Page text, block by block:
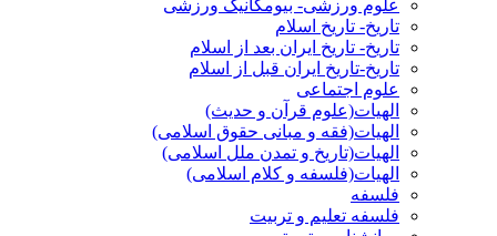
علوم ورزشی- بیومکانیک ورزشی
تاریخ- تاریخ اسلام
تاریخ- تاریخ ایران بعد از اسلام
تاریخ-تاریخ ایران قبل از اسلام
علوم اجتماعی
الهیات(علوم قرآن و حدیث)
الهیات(فقه و مبانی حقوق اسلامی)
الهیات(تاریخ و تمدن ملل اسلامی)
الهیات(فلسفه و کلام اسلامی)
فلسفه
فلسفه تعلیم و تربیت